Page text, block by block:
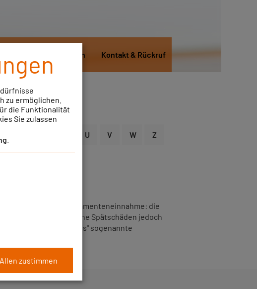
Mitglied werden Kontakt & Rückruf
U V W Z
die tägliche Medikamenteneinnahme: die
und mögliche Spätschäden jedoch
"BKK MedPlus" sogenannte
zu ermöglichen.
die Funktionalität
Sie zulassen
Allen zustimmen